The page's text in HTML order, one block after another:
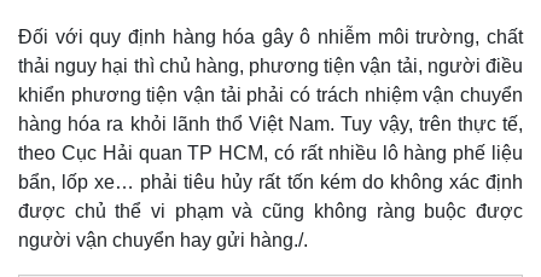
Đối với quy định hàng hóa gây ô nhiễm môi trường, chất
thải nguy hại thì chủ hàng, phương tiện vận tải, người điều
khiển phương tiện vận tải phải có trách nhiệm vận chuyển
hàng hóa ra khỏi lãnh thổ Việt Nam. Tuy vậy, trên thực tế,
theo Cục Hải quan TP HCM, có rất nhiều lô hàng phế liệu
bẩn, lốp xe… phải tiêu hủy rất tốn kém do không xác định
được chủ thể vi phạm và cũng không ràng buộc được
người vận chuyển hay gửi hàng./.